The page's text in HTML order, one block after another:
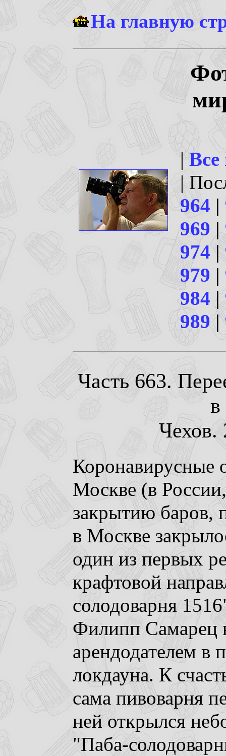
На главную
|
|
964 |
969 |
974|
979 |
984 |
989|
Часть 663.
в
Чехов.
Коронавирусные
Москве (в
закрытию баров,
в Москве
один из первых
крафтовой
солодоварня
Филипп Самарец
арендодателем в
локдауна. К
сама пивоварня
ней открылся
"Паба-